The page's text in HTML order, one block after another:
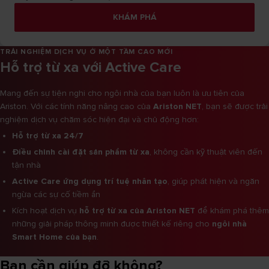
KHÁM PHÁ
TRẢI NGHIỆM DỊCH VỤ Ở MỘT TẦM CAO MỚI
Hỗ trợ từ xa với Active Care
Mang đến sự tiện nghi cho ngôi nhà của bạn luôn là ưu tiên của
Ariston. Với các tính năng nâng cao của Ariston NET, bạn sẽ được trải
nghiệm dịch vụ chăm sóc hiện đại và chủ động hơn:
Hỗ trợ từ xa 24/7
Điều chỉnh cài đặt sản phẩm từ xa, không cần kỹ thuật viên đến
tận nhà
Active Care ứng dụng trí tuệ nhân tạo, giúp phát hiện và ngăn
ngừa các sự cố tiềm ẩn
Kích hoạt dịch vụ hỗ trợ từ xa của Ariston NET để khám phá thêm
những giải pháp thông minh được thiết kế riêng cho ngôi nhà
Smart Home của bạn.